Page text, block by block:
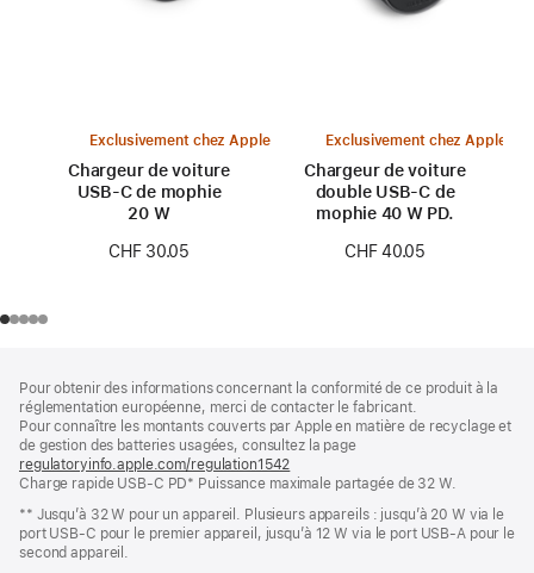
Exclusivement chez Apple
Chargeur de voiture
USB-C de mophie
20 W
CHF 30.05
Exclusivement chez Apple
Chargeur de voiture
double USB-C de
mophie 40 W PD.
CHF 40.05
de
page
de
bas
de
page
Pour obtenir des informations concernant la conformité de ce produit à la
réglementation européenne, merci de contacter le fabricant.
Pour connaître les montants couverts par Apple en matière de recyclage et
de gestion des batteries usagées, consultez la page
regulatoryinfo.apple.com/regulation1542
dans
nouvelle
fenêtre)
Charge rapide USB-C PD* Puissance maximale partagée de 32 W.
** Jusqu’à 32 W pour un appareil. Plusieurs appareils : jusqu’à 20 W via le
port USB-C pour le premier appareil, jusqu’à 12 W via le port USB-A pour le
second appareil.